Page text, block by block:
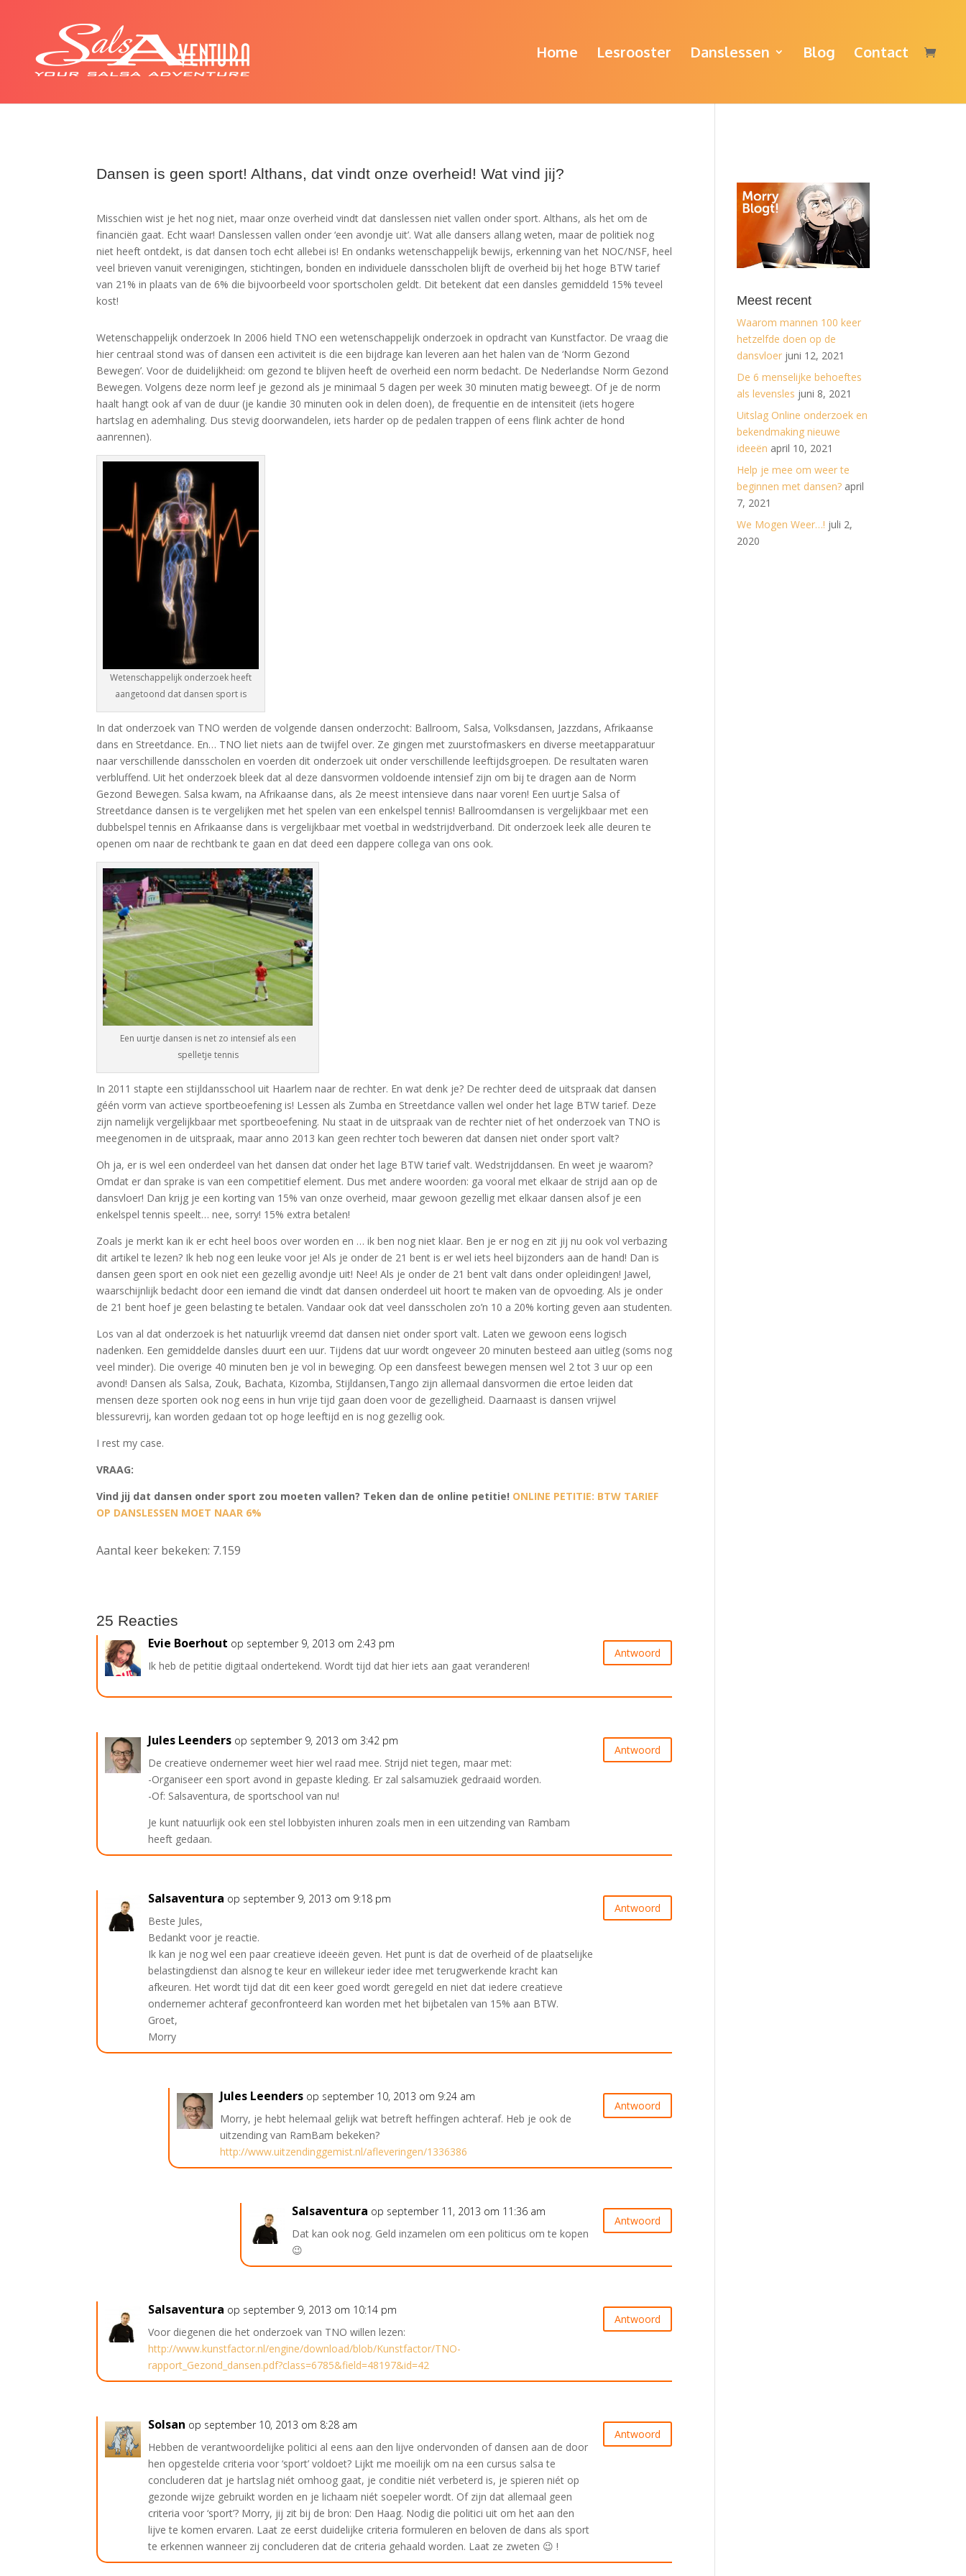
Home Lesrooster Danslessen Blog Contact
Dansen is geen sport! Althans, dat vindt onze overheid! Wat vind jij?
Misschien wist je het nog niet, maar onze overheid vindt dat danslessen niet vallen onder sport. Althans, als het om de
financiën gaat. Echt waar! Danslessen vallen onder ‘een avondje uit’. Wat alle dansers allang weten, maar de politiek nog
niet heeft ontdekt, is dat dansen toch echt allebei is! En ondanks wetenschappelijk bewijs, erkenning van het NOC/NSF, heel
veel brieven vanuit verenigingen, stichtingen, bonden en individuele dansscholen blijft de overheid bij het hoge BTW tarief
van 21% in plaats van de 6% die bijvoorbeeld voor sportscholen geldt. Dit betekent dat een dansles gemiddeld 15% teveel
kost!
Wetenschappelijk onderzoek In 2006 hield TNO een wetenschappelijk onderzoek in opdracht van Kunstfactor. De vraag die
hier centraal stond was of dansen een activiteit is die een bijdrage kan leveren aan het halen van de ‘Norm Gezond
Bewegen’. Voor de duidelijkheid: om gezond te blijven heeft de overheid een norm bedacht. De Nederlandse Norm Gezond
Bewegen. Volgens deze norm leef je gezond als je minimaal 5 dagen per week 30 minuten matig beweegt. Of je de norm
haalt hangt ook af van de duur (je kandie 30 minuten ook in delen doen), de frequentie en de intensiteit (iets hogere
hartslag en ademhaling. Dus stevig doorwandelen, iets harder op de pedalen trappen of eens flink achter de hond
aanrennen).
Wetenschappelijk onderzoek heeft
aangetoond dat dansen sport is
In dat onderzoek van TNO werden de volgende dansen onderzocht: Ballroom, Salsa, Volksdansen, Jazzdans, Afrikaanse
dans en Streetdance. En… TNO liet niets aan de twijfel over. Ze gingen met zuurstofmaskers en diverse meetapparatuur
naar verschillende dansscholen en voerden dit onderzoek uit onder verschillende leeftijdsgroepen. De resultaten waren
verbluffend. Uit het onderzoek bleek dat al deze dansvormen voldoende intensief zijn om bij te dragen aan de Norm
Gezond Bewegen. Salsa kwam, na Afrikaanse dans, als 2e meest intensieve dans naar voren! Een uurtje Salsa of
Streetdance dansen is te vergelijken met het spelen van een enkelspel tennis! Ballroomdansen is vergelijkbaar met een
dubbelspel tennis en Afrikaanse dans is vergelijkbaar met voetbal in wedstrijdverband. Dit onderzoek leek alle deuren te
openen om naar de rechtbank te gaan en dat deed een dappere collega van ons ook.
Een uurtje dansen is net zo intensief als een
spelletje tennis
In 2011 stapte een stijldansschool uit Haarlem naar de rechter. En wat denk je? De rechter deed de uitspraak dat dansen
géén vorm van actieve sportbeoefening is! Lessen als Zumba en Streetdance vallen wel onder het lage BTW tarief. Deze
zijn namelijk vergelijkbaar met sportbeoefening. Nu staat in de uitspraak van de rechter niet of het onderzoek van TNO is
meegenomen in de uitspraak, maar anno 2013 kan geen rechter toch beweren dat dansen niet onder sport valt?
Oh ja, er is wel een onderdeel van het dansen dat onder het lage BTW tarief valt. Wedstrijddansen. En weet je waarom?
Omdat er dan sprake is van een competitief element. Dus met andere woorden: ga vooral met elkaar de strijd aan op de
dansvloer! Dan krijg je een korting van 15% van onze overheid, maar gewoon gezellig met elkaar dansen alsof je een
enkelspel tennis speelt… nee, sorry! 15% extra betalen!
Zoals je merkt kan ik er echt heel boos over worden en … ik ben nog niet klaar. Ben je er nog en zit jij nu ook vol verbazing
dit artikel te lezen? Ik heb nog een leuke voor je! Als je onder de 21 bent is er wel iets heel bijzonders aan de hand! Dan is
dansen geen sport en ook niet een gezellig avondje uit! Nee! Als je onder de 21 bent valt dans onder opleidingen! Jawel,
waarschijnlijk bedacht door een iemand die vindt dat dansen onderdeel uit hoort te maken van de opvoeding. Als je onder
de 21 bent hoef je geen belasting te betalen. Vandaar ook dat veel dansscholen zo’n 10 a 20% korting geven aan studenten.
Los van al dat onderzoek is het natuurlijk vreemd dat dansen niet onder sport valt. Laten we gewoon eens logisch
nadenken. Een gemiddelde dansles duurt een uur. Tijdens dat uur wordt ongeveer 20 minuten besteed aan uitleg (soms nog
veel minder). Die overige 40 minuten ben je vol in beweging. Op een dansfeest bewegen mensen wel 2 tot 3 uur op een
avond! Dansen als Salsa, Zouk, Bachata, Kizomba, Stijldansen,Tango zijn allemaal dansvormen die ertoe leiden dat
mensen deze sporten ook nog eens in hun vrije tijd gaan doen voor de gezelligheid. Daarnaast is dansen vrijwel
blessurevrij, kan worden gedaan tot op hoge leeftijd en is nog gezellig ook.
I rest my case.
VRAAG:
Vind jij dat dansen onder sport zou moeten vallen? Teken dan de online petitie! ONLINE PETITIE: BTW TARIEF
OP DANSLESSEN MOET NAAR 6%
Aantal keer bekeken: 7.159
25 Reacties
Evie Boerhout op september 9, 2013 om 2:43 pm
Ik heb de petitie digitaal ondertekend. Wordt tijd dat hier iets aan gaat veranderen!
Antwoord
Jules Leenders op september 9, 2013 om 3:42 pm
De creatieve ondernemer weet hier wel raad mee. Strijd niet tegen, maar met:
-Organiseer een sport avond in gepaste kleding. Er zal salsamuziek gedraaid worden.
-Of: Salsaventura, de sportschool van nu!
Je kunt natuurlijk ook een stel lobbyisten inhuren zoals men in een uitzending van Rambam
heeft gedaan.
Antwoord
Salsaventura op september 9, 2013 om 9:18 pm
Beste Jules,
Bedankt voor je reactie.
Ik kan je nog wel een paar creatieve ideeën geven. Het punt is dat de overheid of de plaatselijke
belastingdienst dan alsnog te keur en willekeur ieder idee met terugwerkende kracht kan
afkeuren. Het wordt tijd dat dit een keer goed wordt geregeld en niet dat iedere creatieve
ondernemer achteraf geconfronteerd kan worden met het bijbetalen van 15% aan BTW.
Groet,
Morry
Antwoord
Jules Leenders op september 10, 2013 om 9:24 am
Morry, je hebt helemaal gelijk wat betreft heffingen achteraf. Heb je ook de
uitzending van RamBam bekeken?
http://www.uitzendinggemist.nl/afleveringen/1336386
Antwoord
Salsaventura op september 11, 2013 om 11:36 am
Dat kan ook nog. Geld inzamelen om een politicus om te kopen
😉
Antwoord
Salsaventura op september 9, 2013 om 10:14 pm
Voor diegenen die het onderzoek van TNO willen lezen:
http://www.kunstfactor.nl/engine/download/blob/Kunstfactor/TNO-
rapport_Gezond_dansen.pdf?class=6785&field=48197&id=42
Antwoord
Solsan op september 10, 2013 om 8:28 am
Hebben de verantwoordelijke politici al eens aan den lijve ondervonden of dansen aan de door
hen opgestelde criteria voor ‘sport’ voldoet? Lijkt me moeilijk om na een cursus salsa te
concluderen dat je hartslag niét omhoog gaat, je conditie niét verbeterd is, je spieren niét op
gezonde wijze gebruikt worden en je lichaam niét soepeler wordt. Of zijn dat allemaal geen
criteria voor ‘sport’? Morry, jij zit bij de bron: Den Haag. Nodig die politici uit om het aan den
lijve te komen ervaren. Laat ze eerst duidelijke criteria formuleren en beloven de dans als sport
te erkennen wanneer zij concluderen dat de criteria gehaald worden. Laat ze zweten 😉 !
Antwoord
Meest recent
Waarom mannen 100 keer
hetzelfde doen op de
dansvloer juni 12, 2021
De 6 menselijke behoeftes
als levensles juni 8, 2021
Uitslag Online onderzoek en
bekendmaking nieuwe
ideeën april 10, 2021
Help je mee om weer te
beginnen met dansen? april
7, 2021
We Mogen Weer…! juli 2,
2020